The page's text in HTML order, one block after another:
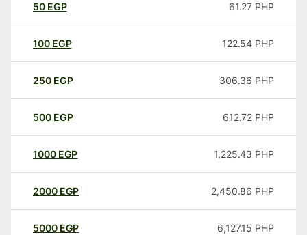
50 EGP 61.27 PHP
100 EGP 122.54 PHP
250 EGP 306.36 PHP
500 EGP 612.72 PHP
1000 EGP 1,225.43 PHP
2000 EGP 2,450.86 PHP
5000 EGP 6,127.15 PHP